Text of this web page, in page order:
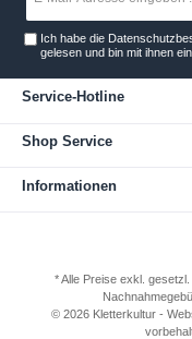
Ich habe die
gelesen und bin mit ihnen
Service-Hotline
Shop Service
Informationen
* Alle Preise exkl.
© 2026 Kletterkultur -